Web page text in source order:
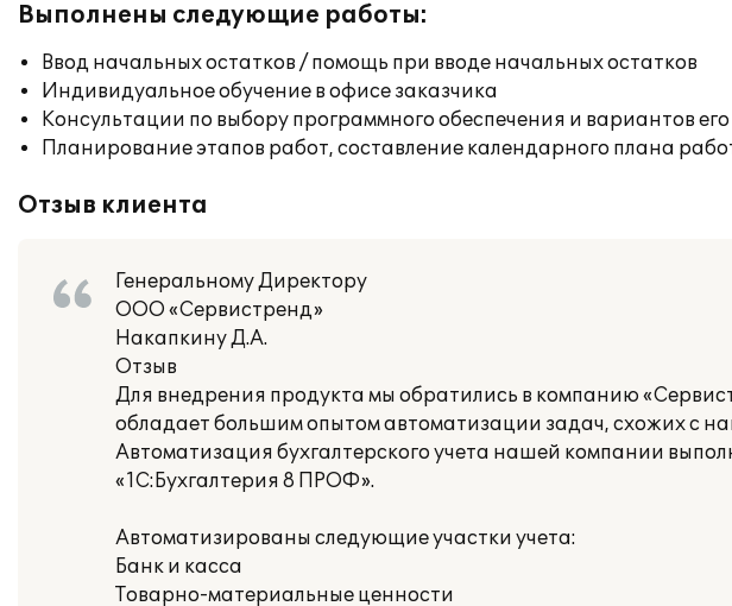
Выполнены следующие работы:
Ввод начальных остатков / помощь при вводе начальных остатков
Индивидуальное обучение в офисе заказчика
Консультации по выбору программного обеспечения и вариантов
Планирование этапов работ, составление календарного плана
Отзыв клиента
Генеральному Директору
ООО «Сервистренд»
Накапкину Д.А.
Отзыв
Для внедрения продукта мы обратились в компанию
обладает большим опытом автоматизации задач, схожих с
Автоматизация бухгалтерского учета нашей компании
«1С:Бухгалтерия 8 ПРОФ».
Автоматизированы следующие участки учета:
Банк и касса
Товарно-материальные ценности